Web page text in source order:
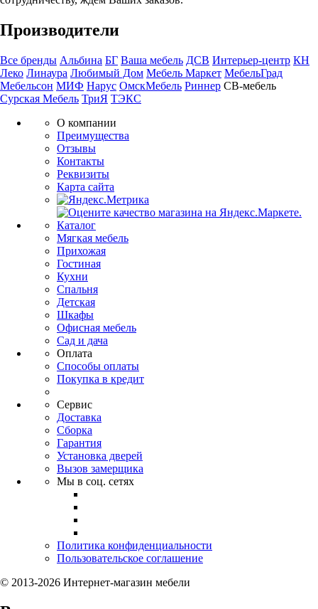
Производители
Все бренды Альбина БГ Ваша мебель ДСВ Интерьер-центр КН
Леко Линаура Любимый Дом Мебель Маркет МебельГрад
Мебельсон МИФ Нарус ОмскМебель Риннер СВ-мебель
Сурская Мебель ТриЯ ТЭКС
О компании
Преимущества
Отзывы
Контакты
Реквизиты
Карта сайта
Каталог
Мягкая мебель
Прихожая
Гостиная
Кухни
Спальня
Детская
Шкафы
Офисная мебель
Сад и дача
Оплата
Способы оплаты
Покупка в кредит
Сервис
Доставка
Сборка
Гарантия
Установка дверей
Вызов замерщика
Мы в соц. сетях
Политика конфиденциальности
Пользовательское соглашение
© 2013-2026 Интернет-магазин мебели